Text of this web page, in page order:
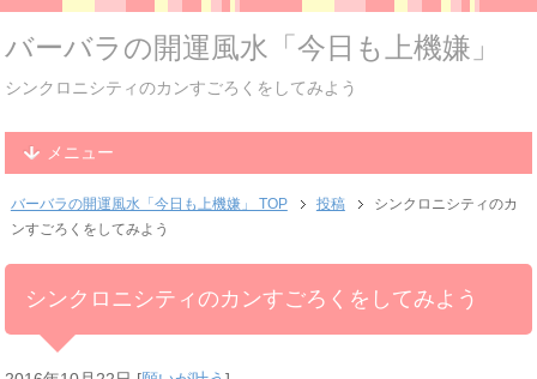
バーバラの開運風水「今日も上機嫌」
シンクロニシティのカンすごろくをしてみよう
メニュー
バーバラの開運風水「今日も上機嫌」 TOP 投稿
シンクロニシティのカ
ンすごろくをしてみよう
シンクロニシティのカンすごろくをしてみよう